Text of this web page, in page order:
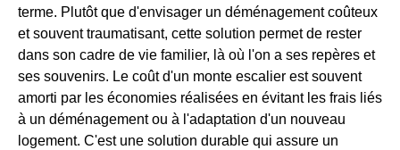
terme. Plutôt que d'envisager un déménagement coûteux
et souvent traumatisant, cette solution permet de rester
dans son cadre de vie familier, là où l'on a ses repères et
ses souvenirs. Le coût d'un monte escalier est souvent
amorti par les économies réalisées en évitant les frais liés
à un déménagement ou à l'adaptation d'un nouveau
logement. C'est une solution durable qui assure un